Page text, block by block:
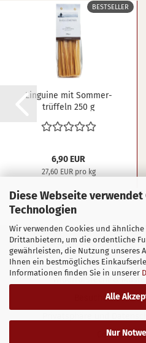
Diese Webseite
Technologien
Wir verwenden Cookies und
Drittanbietern, um die ordentliche
gewährleisten, die Nutzung unseres
Ihnen ein bestmögliches
Informationen finden Sie in unserer
Alle
Nur
BESTSELLER
Lin­gui­ne mit Som­mer­
trüf­feln 250 g
6,90 EUR
27,60 EUR pro kg
Sitzung unterbrochen
Versand- &
Widerrufsrecht &
Besuchen Sie uns
Cookie